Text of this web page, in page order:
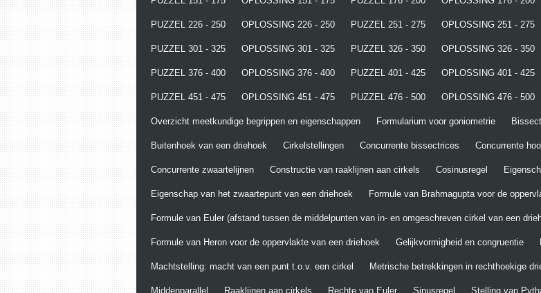
PUZZEL 226 - 250 OPLOSSING 226 - 250 PUZZEL 251 - 275 OPLOSSING 251 - 275
PUZZEL 301 - 325 OPLOSSING 301 - 325 PUZZEL 326 - 350 OPLOSSING 326 - 350
PUZZEL 376 - 400 OPLOSSING 376 - 400 PUZZEL 401 - 425 OPLOSSING 401 - 425
PUZZEL 451 - 475 OPLOSSING 451 - 475 PUZZEL 476 - 500 OPLOSSING 476 - 500
Overzicht meetkundige begrippen en eigenschappen Formularium voor goniometrie
Buitenhoek van een driehoek Cirkelstellingen Concurrente bissectrices Concurrente
Concurrente zwaartelijnen Constructie van raaklijnen aan cirkels Cosinusregel
Eigenschap van het zwaartepunt van een driehoek Formule van Brahmagupta voor de
Formule van Euler (afstand tussen de middelpunten van in- en omgeschreven cirkel van een
Formule van Heron voor de oppervlakte van een driehoek Gelijkvormigheid en congruentie
Machtstelling: macht van een punt t.o.v. een cirkel Metrische betrekkingen in rechthoekige
Middenparallel Raaklijnen aan cirkels Rechte van Euler Sinusregel Stelling van